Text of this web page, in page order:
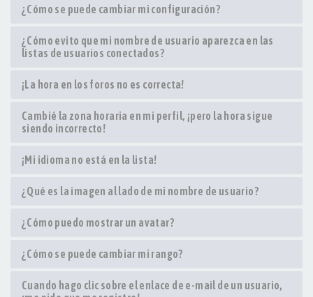
¿Cómo se puede cambiar mi configuración?
¿Cómo evito que mi nombre de usuario aparezca en las
listas de usuarios conectados?
¡La hora en los foros no es correcta!
Cambié la zona horaria en mi perfil, ¡pero la hora sigue
siendo incorrecto!
¡Mi idioma no está en la lista!
¿Qué es la imagen al lado de mi nombre de usuario?
¿Cómo puedo mostrar un avatar?
¿Cómo se puede cambiar mi rango?
Cuando hago clic sobre el enlace de e-mail de un usuario,